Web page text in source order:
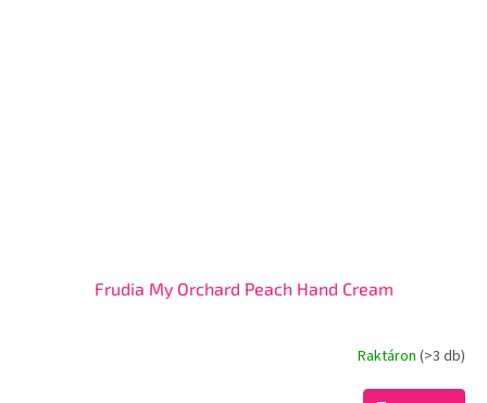
Frudia My Orchard Peach Hand Cream
Raktáron (>3 db)